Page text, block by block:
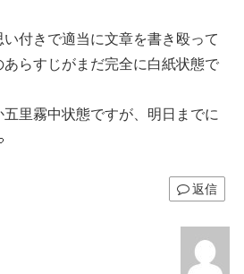
付きで適当に文章を書き殴って
らすじがまだ完全に白紙状態で
里霧中状態ですが、明日までに
返信